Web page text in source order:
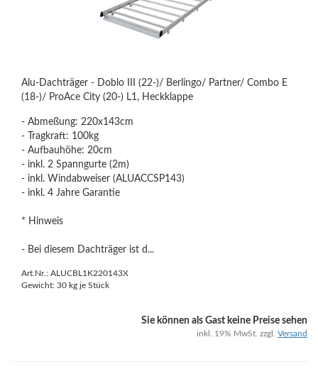
Alu-Dachträger - Doblo III (22-)/ Berlingo/ Partner/ Combo E
(18-)/ ProAce City (20-) L1, Heckklappe
- Abmeßung: 220x143cm
- Tragkraft: 100kg
- Aufbauhöhe: 20cm
- inkl. 2 Spanngurte (2m)
- inkl. Windabweiser (ALUACCSP143)
- inkl. 4 Jahre Garantie
* Hinweis
- Bei diesem Dachträger ist d...
Art.Nr.: ALUCBL1K220143X
Gewicht: 30 kg je Stück
Sie können als Gast keine Preise sehen
inkl. 19% MwSt. zzgl. Versand